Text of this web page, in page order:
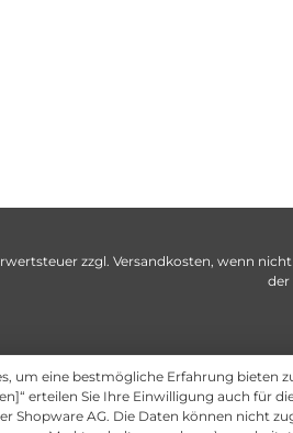
zzgl. Versandkosten, wenn nicht
der
um eine bestmögliche Erfahrung bieten
erteilen Sie Ihre Einwilligung auch für
Shopware AG. Die Daten können nicht